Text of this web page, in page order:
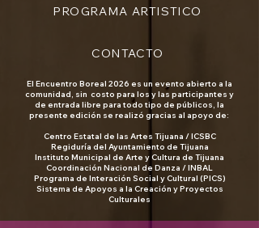
PROGRAMA ARTISTICO
CONTACTO
El Encuentro Boreal 2026 es un evento abierto a la
comunidad, sin costo para los y las participantes y
de entrada libre para todo tipo de públicos, la
presente edición se realizó gracias al apoyo de:
Centro Estatal de las Artes Tijuana / ICSBC
Regiduría del Ayuntamiento de Tijuana
Instituto Municipal de Arte y Cultura de Tijuana
Coordinación Nacional de Danza / INBAL
Programa de Interación Social y Cultural (PICS)
Sistema de Apoyos a la Creación y Proyectos
Culturales